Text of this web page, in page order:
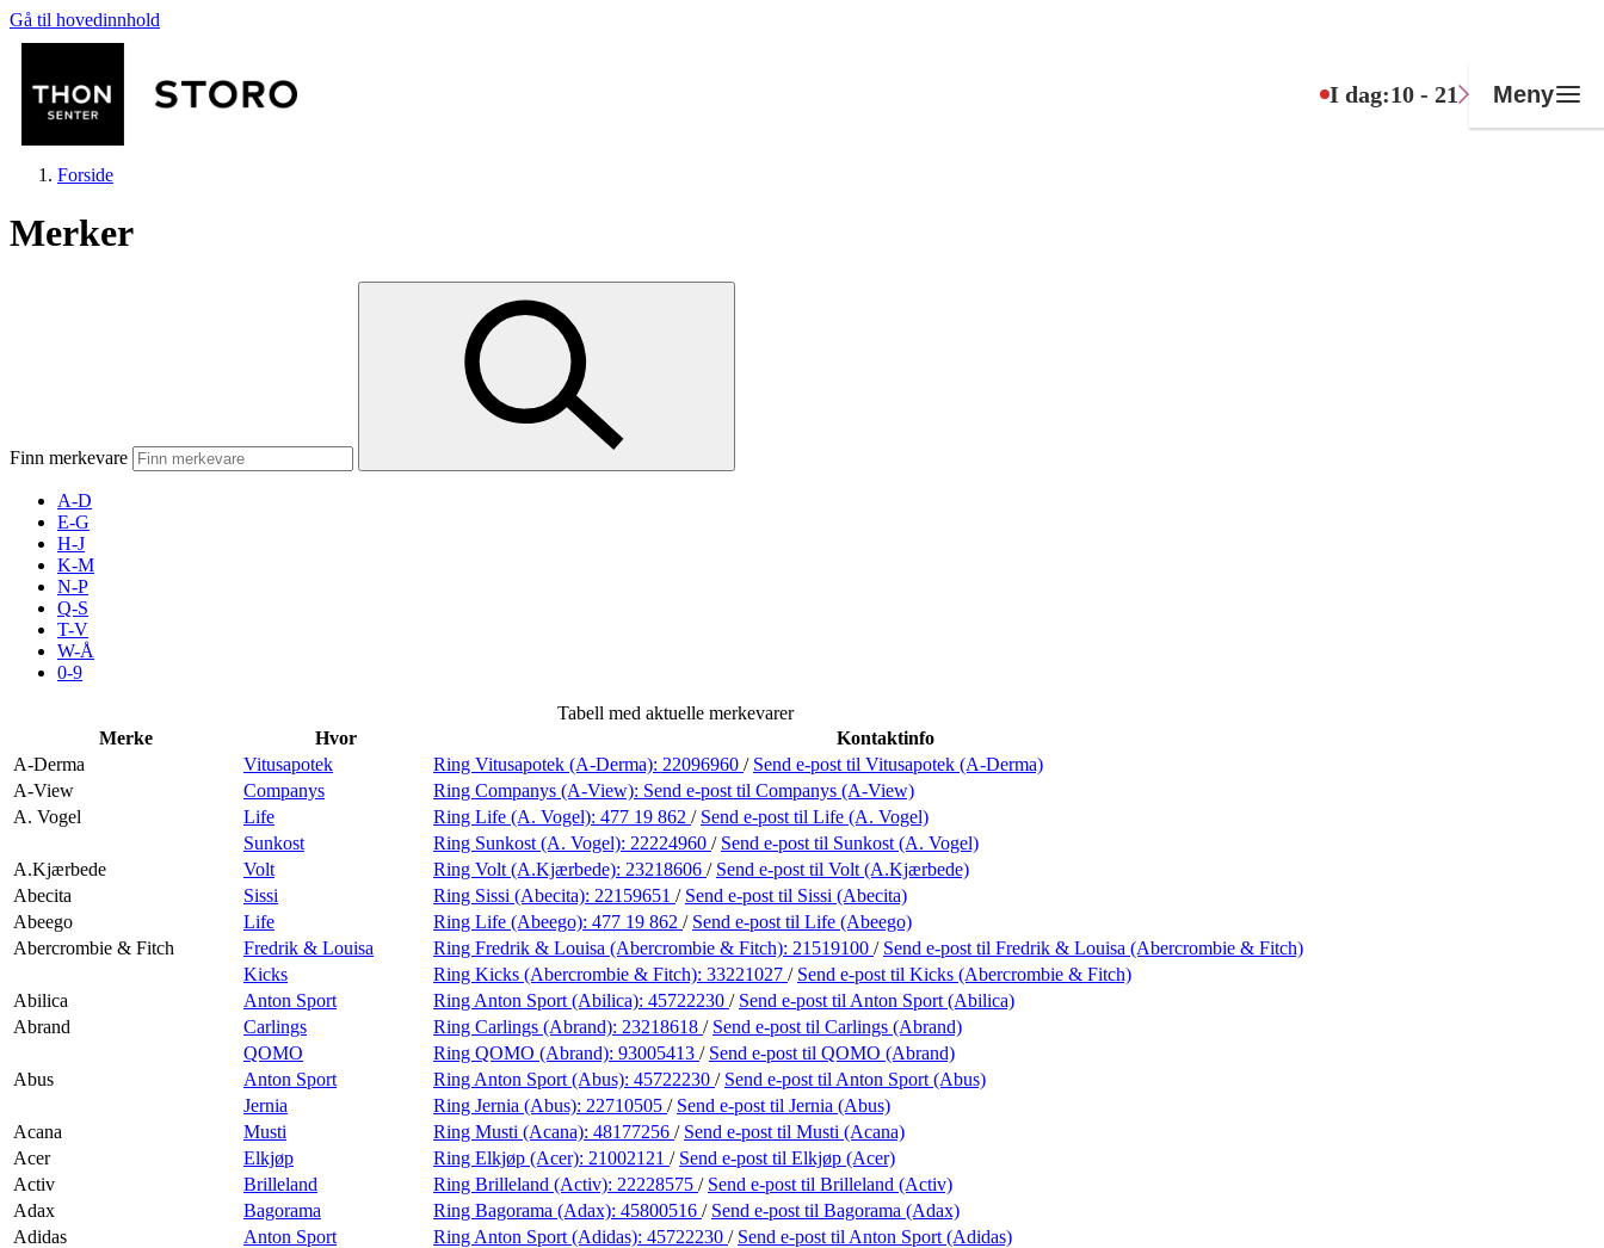
Gå til hovedinnhold
I dag:10 - 21 Meny
Mat og drikke
Merker
Inspirasjon
Praktisk informasjon
Ledige stillinger
Forside
Merker
Finn merkevare
A-D
E-G
H-J
K-M
N-P
Q-S
T-V
W-Å
0-9
Tabell med aktuelle merkevarer
Merke
Hvor
Kontaktinfo
A-Derma
Vitusapotek Ring Vitusapotek (A-Derma): 22096960 / Send e-post til Vitusapotek (A-Derma)
A-View
Companys Ring Companys (A-View): Send e-post til Companys (A-View)
A. Vogel
Life Ring Life (A. Vogel): 477 19 862 / Send e-post til Life (A. Vogel)
Sunkost
Ring Sunkost (A. Vogel): 22224960 / Send e-post til Sunkost (A. Vogel)
A.Kjærbede
Volt Ring Volt (A.Kjærbede): 23218606 / Send e-post til Volt (A.Kjærbede)
Abecita
Sissi Ring Sissi (Abecita): 22159651 / Send e-post til Sissi (Abecita)
Abeego
Life Ring Life (Abeego): 477 19 862 / Send e-post til Life (Abeego)
Abercrombie & Fitch
Fredrik & Louisa Ring Fredrik & Louisa (Abercrombie & Fitch): 21519100 / Send e-post til Fredrik & Louisa (Abercrombie & Fitch)
Kicks
Ring Kicks (Abercrombie & Fitch): 33221027 / Send e-post til Kicks (Abercrombie & Fitch)
Abilica
Anton Sport Ring Anton Sport (Abilica): 45722230 / Send e-post til Anton Sport (Abilica)
Abrand
Carlings Ring Carlings (Abrand): 23218618 / Send e-post til Carlings (Abrand)
QOMO
Ring QOMO (Abrand): 93005413 / Send e-post til QOMO (Abrand)
Abus
Anton Sport Ring Anton Sport (Abus): 45722230 / Send e-post til Anton Sport (Abus)
Jernia
Ring Jernia (Abus): 22710505 / Send e-post til Jernia (Abus)
Acana
Musti Ring Musti (Acana): 48177256 / Send e-post til Musti (Acana)
Acer
Elkjøp Ring Elkjøp (Acer): 21002121 / Send e-post til Elkjøp (Acer)
Activ
Brilleland Ring Brilleland (Activ): 22228575 / Send e-post til Brilleland (Activ)
Adax
Bagorama Ring Bagorama (Adax): 45800516 / Send e-post til Bagorama (Adax)
Adidas
Anton Sport Ring Anton Sport (Adidas): 45722230 / Send e-post til Anton Sport (Adidas)